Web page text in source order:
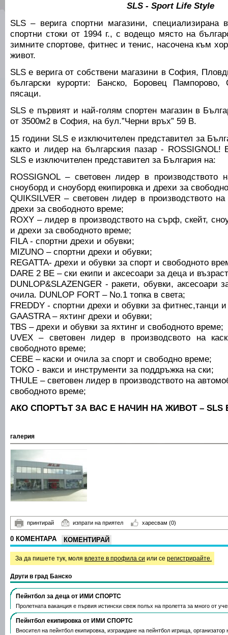
SLS - Sport Life Style
SLS – верига спортни магазини, специализирана
спортни стоки от 1994 г., с водещо място на
зимните спортове, фитнес и тенис, насочена към
живот.
SLS е верига от собствени магазини в София,
български курорти: Банско, Боровец
пясаци.
SLS е първият и най-голям спортен магазин в
от 3500м2 в София, на бул.”Черни връх” 59 В.
15 години SLS е изключителен представител за
както и лидер на българския пазар - ROSSIGNOL!
SLS е изключителен представител за България на:
ROSSIGNOL – световен лидер в производството
сноуборд и сноуборд екипировка и дрехи за
QUIKSILVER – световен лидер в производството
дрехи за свободното време;
ROXY – лидер в производството на сърф, скейт,
и дрехи за свободното време;
FILA - спортни дрехи и обувки;
MIZUNO – спортни дрехи и обувки;
REGATTA- дрехи и обувки за спорт и свободното
DARE 2 BE – ски екипи и аксесоари за деца и
DUNLOP&SLAZENGER - ракети, обувки, аксесоари
очила. DUNLOP FORT – No.1 топка в света;
FREDDY - спортни дрехи и обувки за фитнес,танци
GAASTRA – яхтинг дрехи и обувки;
TBS – дрехи и обувки за яхтинг и свободното време;
UVEX – световен лидер в производсвото на
свободното време;
СЕВЕ – каски и очила за спорт и свободно време;
TOKO - вакси и инструменти за поддръжка на ски;
THULE – световен лидер в производството на
свободното време;
АКО СПОРТЪТ ЗА ВАС Е НАЧИН НА ЖИВОТ –
галерия
принтирай изпрати на приятел харесвам (0)
0 КОМЕНТАРА КОМЕНТИРАЙ
За да пишете тук, моля влезте в профила си или се регистрирайте.
Други в град Банско
Пейнтбол за деца от ИМИ СПОРТС
Пролетната ваканция е първия истински свеж полъх на пролетта за много от
Пейнтбол екипировка от ИМИ СПОРТС
Вносител на пейнтбол екипировка, изграждане на пейнтбол игрища,